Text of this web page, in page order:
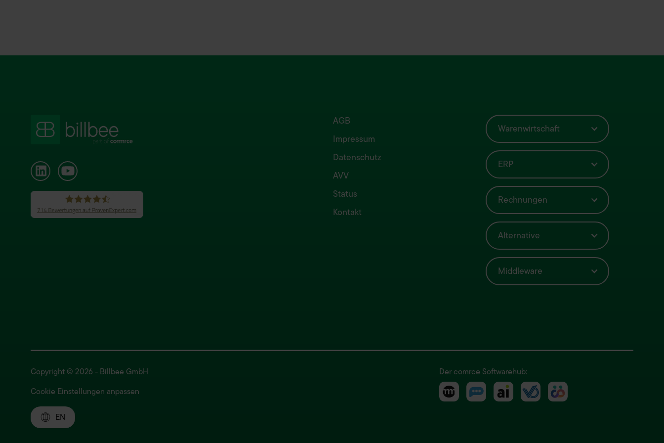
AGB
Impressum
Datenschutz
AVV
Status
Kontakt
Warenwirtschaft
ERP
Rechnungen
Alternative
Middleware
Copyright © 2026 - Billbee GmbH
Cookie Einstellungen anpassen
EN
Der comrce Softwarehub: